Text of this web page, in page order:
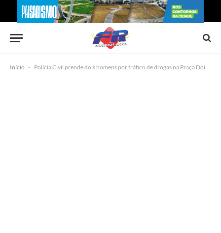
Início - Polícia Civil prende dois homens por tráfico de drogas na Praça Dois de Julho, em Jacobina